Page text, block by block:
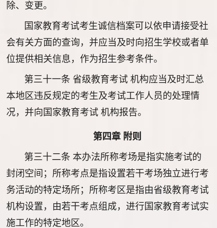
除、变更。
国家教育考试考生诚信档案可以依申请接受社
会有关方面的查询，并应当及时向招生学校或者单
位提供相关信息，作为招生参考条件。
第三十一条 省级教育考试 机构应当及时汇总
本地区违反规定的考生及考试工作人员的处理情
况，并向国家教育考试 机构报告。
第四章 附则
第三十二条 本办法所称考场是指实施考试的
封闭空间；所称考点是指设置若干考场独立进行考
务活动的特定场所；所称考区是指由省级教育考试
机构设置，由若干考点组成，进行国家教育考试实
施工作的特定地区。